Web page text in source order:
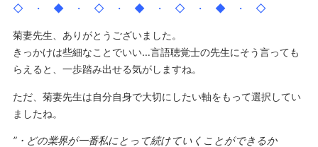
◇ ・ ◆ ・ ◇ ・ ◆ ・ ◇ ・ ◆ ・ ◇
菊妻先生、ありがとうございました。
きっかけは些細なことでいい…言語聴覚士の先生にそう言っても
らえると、一歩踏み出せる気がしますね。
ただ、菊妻先生は自分自身で大切にしたい軸をもって選択してい
ましたね。
”・どの業界が一番私にとって続けていくことができるか